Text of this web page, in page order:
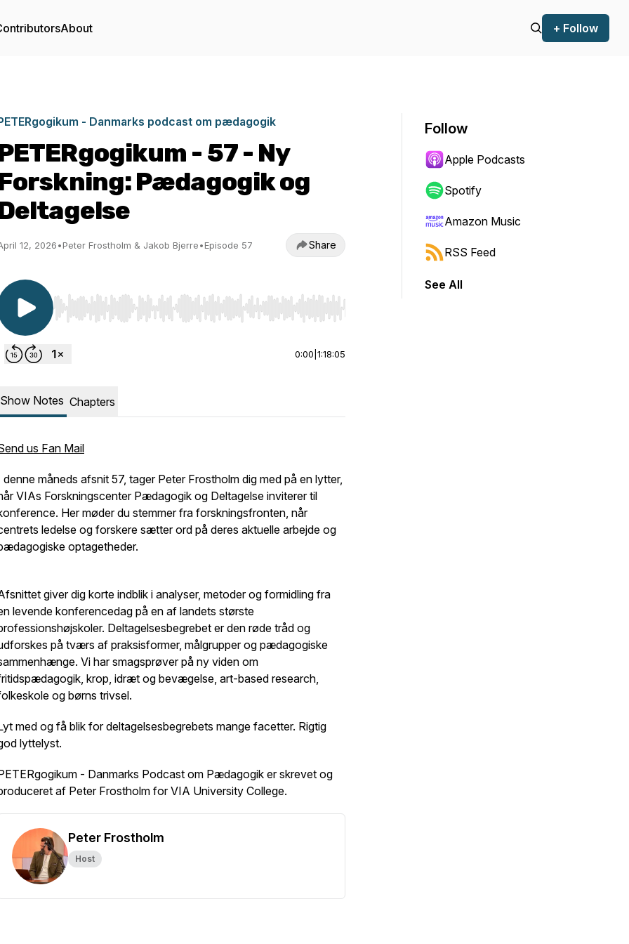
About + Follow
- Danmarks podcast om pædagogik
- 57 - Ny
Pædagogik og
12, 2026•Peter Frostholm & Jakob Bjerre•Episode 57 Share
Use Left/Right to seek, Home/End to jump to start or end. Hold shift to jump forward or backward.
0:00 1:18:05
Show Notes Chapters
us Fan Mail
denne måneds afsnit 57, tager Peter Frostholm dig med på en lytter,
VIAs Forskningscenter Pædagogik og Deltagelse inviterer til
Her møder du stemmer fra forskningsfronten, når
ledelse og forskere sætter ord på deres aktuelle arbejde og
optagetheder.
giver dig korte indblik i analyser, metoder og formidling fra
levende konferencedag på en af landets største
Deltagelsesbegrebet er den røde tråd og
på tværs af praksisformer, målgrupper og pædagogiske
Vi har smagsprøver på ny viden om
krop, idræt og bevægelse, art-based research,
og børns trivsel.
med og få blik for deltagelsesbegrebets mange facetter. Rigtig
lyttelyst.
- Danmarks Podcast om Pædagogik er skrevet og
af Peter Frostholm for VIA University College.
Peter Frostholm
Host
Follow
Apple Podcasts
Spotify
Amazon Music
RSS Feed
See All